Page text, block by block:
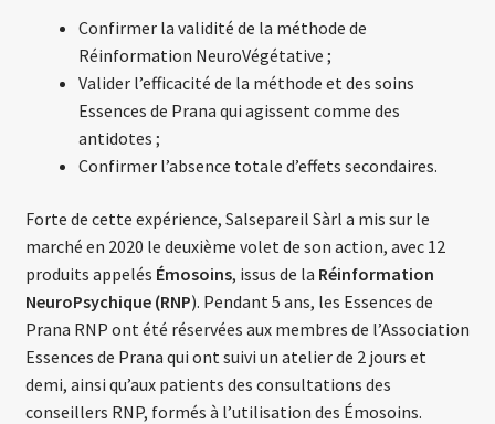
Confirmer la validité de la méthode de
Réinformation NeuroVégétative ;
Valider l’efficacité de la méthode et des soins
Essences de Prana qui agissent comme des
antidotes ;
Confirmer l’absence totale d’effets secondaires.
Forte de cette expérience, Salsepareil Sàrl a mis sur le
marché en 2020 le deuxième volet de son action, avec 12
produits appelés Émosoins, issus de la Réinformation
NeuroPsychique (RNP). Pendant 5 ans, les Essences de
Prana RNP ont été réservées aux membres de l’Association
Essences de Prana qui ont suivi un atelier de 2 jours et
demi, ainsi qu’aux patients des consultations des
conseillers RNP, formés à l’utilisation des Émosoins.